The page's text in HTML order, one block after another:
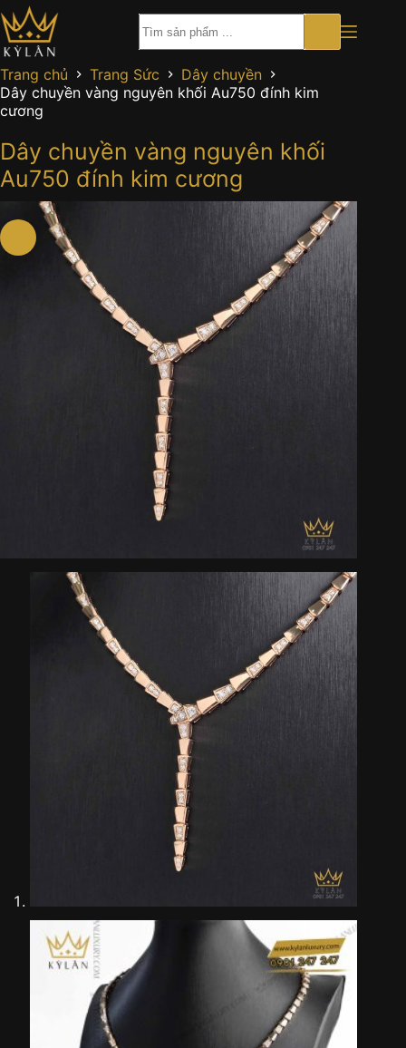
Chuyển
đến
phần
nội
dung
Trang chủ Trang Sức
Dây chuyền
Dây chuyền vàng nguyên khối Au750 đính kim
cương
Dây chuyền vàng nguyên khối
Au750 đính kim cương